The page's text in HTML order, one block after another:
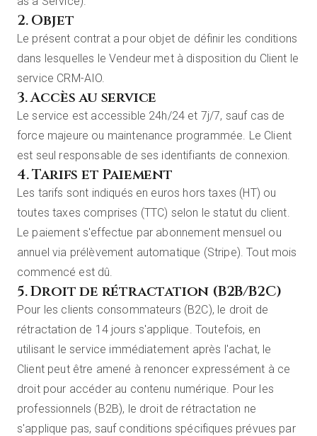
2. Objet
Le présent contrat a pour objet de définir les conditions
dans lesquelles le Vendeur met à disposition du Client le
service CRM-AIO.
3. Accès au service
Le service est accessible 24h/24 et 7j/7, sauf cas de
force majeure ou maintenance programmée. Le Client
est seul responsable de ses identifiants de connexion.
4. Tarifs et Paiement
Les tarifs sont indiqués en euros hors taxes (HT) ou
toutes taxes comprises (TTC) selon le statut du client.
Le paiement s'effectue par abonnement mensuel ou
annuel via prélèvement automatique (Stripe). Tout mois
commencé est dû.
5. Droit de rétractation (B2B/B2C)
Pour les clients consommateurs (B2C), le droit de
rétractation de 14 jours s'applique. Toutefois, en
utilisant le service immédiatement après l'achat, le
Client peut être amené à renoncer expressément à ce
droit pour accéder au contenu numérique. Pour les
professionnels (B2B), le droit de rétractation ne
s'applique pas, sauf conditions spécifiques prévues par